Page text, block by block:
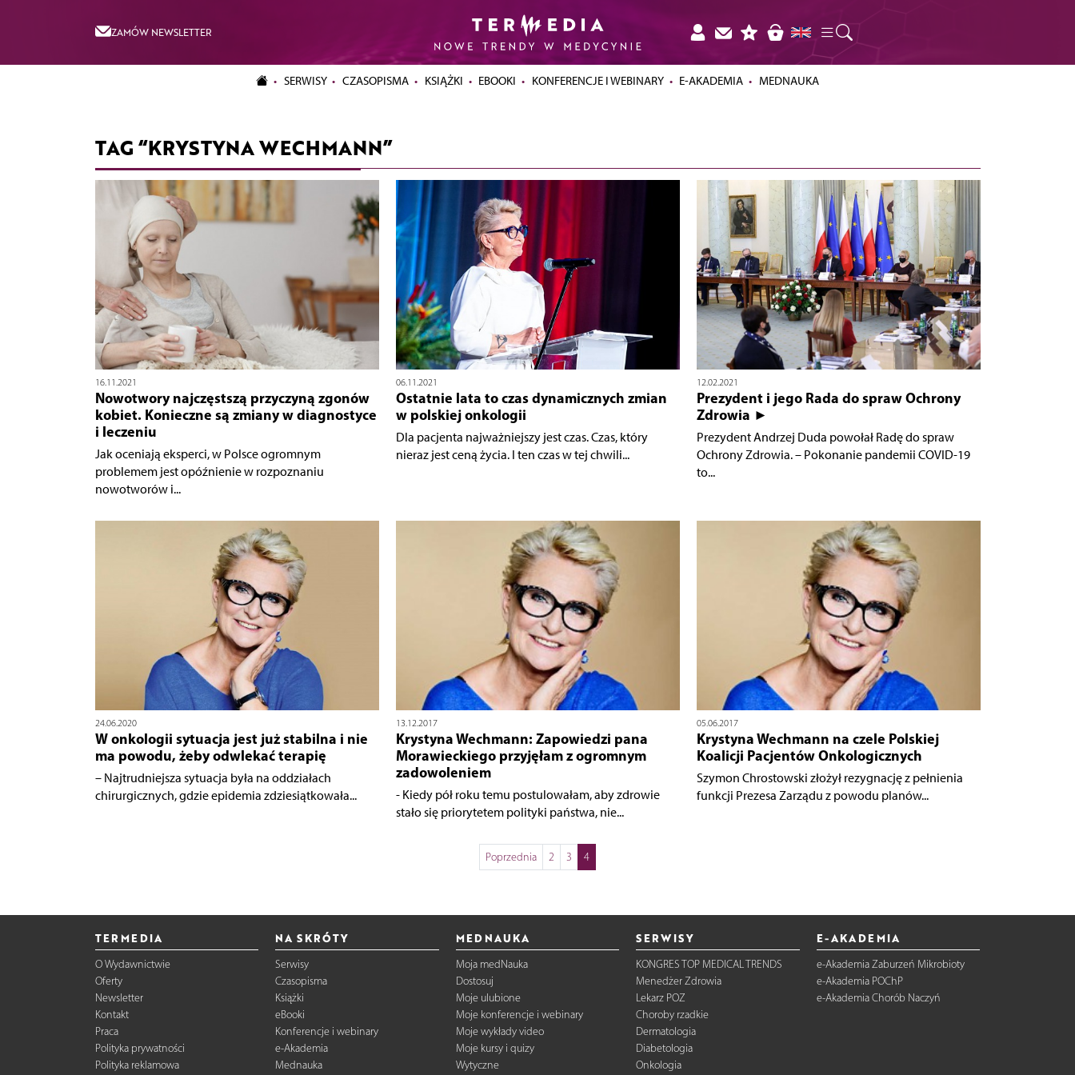
ZAMÓW NEWSLETTER
SERWISY CZASOPISMA KSIĄŻKI EBOOKI KONFERENCJE I WEBINARY E-AKADEMIA MEDNAUKA
TAG “KRYSTYNA WECHMANN”
16.11.2021
Nowotwory najczęstszą przyczyną zgonów
kobiet. Konieczne są zmiany w diagnostyce
i leczeniu
Jak oceniają eksperci, w Polsce ogromnym
problemem jest opóźnienie w rozpoznaniu
nowotworów i...
06.11.2021
Ostatnie lata to czas dynamicznych zmian
w polskiej onkologii
Dla pacjenta najważniejszy jest czas. Czas, który
nieraz jest ceną życia. I ten czas w tej chwili...
12.02.2021
Prezydent i jego Rada do spraw Ochrony
Zdrowia ►
Prezydent Andrzej Duda powołał Radę do spraw
Ochrony Zdrowia. – Pokonanie pandemii COVID-19
to...
24.06.2020
W onkologii sytuacja jest już stabilna i nie
ma powodu, żeby odwlekać terapię
– Najtrudniejsza sytuacja była na oddziałach
chirurgicznych, gdzie epidemia zdziesiątkowała...
13.12.2017
Krystyna Wechmann: Zapowiedzi pana
Morawieckiego przyjęłam z ogromnym
zadowoleniem
- Kiedy pół roku temu postulowałam, aby zdrowie
stało się priorytetem polityki państwa, nie...
05.06.2017
Krystyna Wechmann na czele Polskiej
Koalicji Pacjentów Onkologicznych
Szymon Chrostowski złożył rezygnację z pełnienia
funkcji Prezesa Zarządu z powodu planów...
Poprzednia 2 3 4
TERMEDIA
O Wydawnictwie
Oferty
Newsletter
Kontakt
Praca
Polityka prywatności
Polityka reklamowa
NA SKRÓTY
Serwisy
Czasopisma
Książki
eBooki
Konferencje i webinary
e-Akademia
Mednauka
MEDNAUKA
Moja medNauka
Dostosuj
Moje ulubione
Moje konferencje i webinary
Moje wykłady video
Moje kursy i quizy
Wytyczne
SERWISY
KONGRES TOP MEDICAL TRENDS
Menedżer Zdrowia
Lekarz POZ
Choroby rzadkie
Dermatologia
Diabetologia
Onkologia
E-AKADEMIA
e-Akademia Zaburzeń Mikrobioty
e-Akademia POChP
e-Akademia Chorób Naczyń